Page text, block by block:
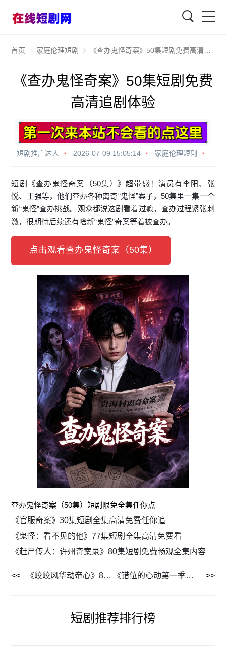
首页 家庭伦理短剧 《查办鬼怪奇案》50集短剧免费高清追剧体验
《查办鬼怪奇案》50集短剧免费
高清追剧体验
短剧推广达人 2026-07-09 15:05:14 家庭伦理短剧
短剧《查办鬼怪奇案（50集）》超带感！演员有李阳、张
悦、王强等，他们查办各种离奇“鬼怪”案子，50集里一集一个
新“鬼怪”查办挑战。观众都说这剧看着过瘾，查办过程紧张刺
激，很期待后续还有啥新“鬼怪”奇案等着被查办。
点击观看查办鬼怪奇案（50集）
查办鬼怪奇案（50集）短剧限免全集任你点
《官服奇案》30集短剧全集高清免费任你追
《鬼怪：看不见的他》77集短剧全集高清免费看
《赶尸传人：许州奇案录》80集短剧免费畅观全集内容
《皎皎风华动帝心》82集短剧免费解锁全集剧情 《错位的心动第一季》34集短剧免费解锁全集剧情
短剧推荐排行榜